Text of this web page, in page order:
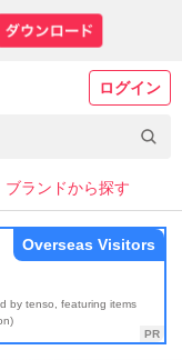
ログイン
ブランドから探す
by tenso, featuring items
Overseas Visitors